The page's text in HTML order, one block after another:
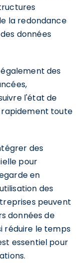
la redondance
données
des
l'état de
rapidement toute
des
pour
en
des
peuvent
données de
réduire le temps
essentiel pour